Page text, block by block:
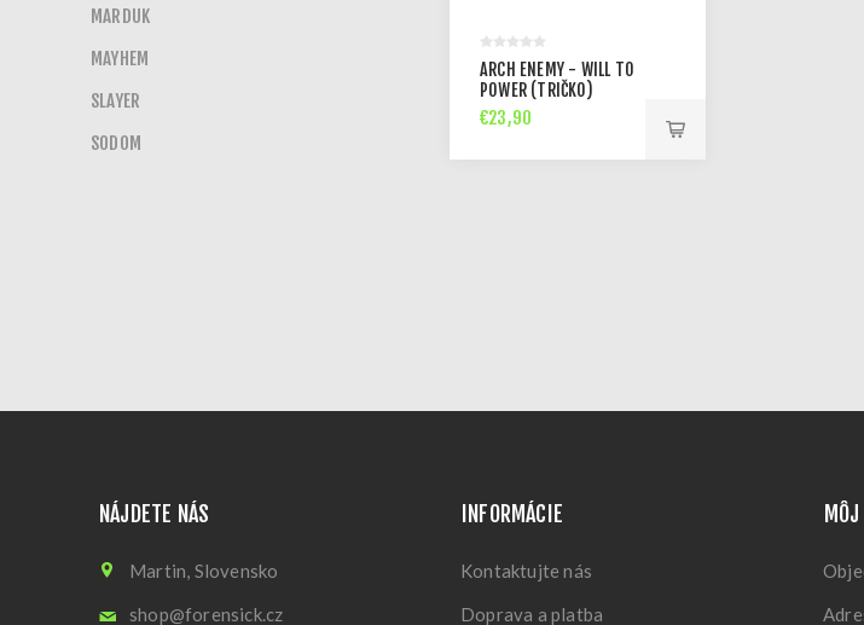
ARCH ENEMY - WILL TO
POWER (TRIČKO)
€23,90
MARDUK
MAYHEM
SLAYER
SODOM
NÁJDETE NÁS
Martin, Slovensko
shop@forensick.cz
INFORMÁCIE
Kontaktujte nás
Doprava a platba
MÔJ